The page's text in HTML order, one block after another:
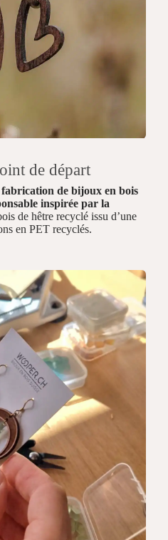
de départ
fabrication de bijoux en bois
inspirée par la
de hêtre recyclé issu d’une
en PET recyclés.